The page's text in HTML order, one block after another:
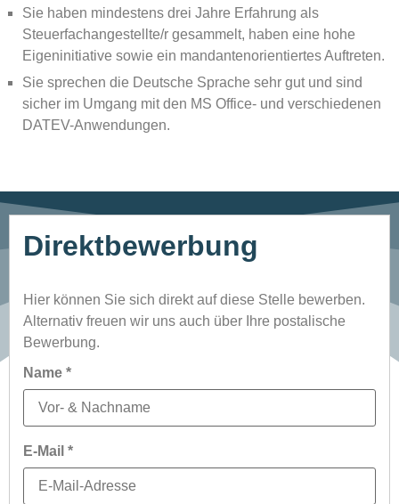
Sie haben mindestens drei Jahre Erfahrung als
Steuerfachangestellte/r gesammelt, haben eine hohe
Eigeninitiative sowie ein mandantenorientiertes Auftreten.
Sie sprechen die Deutsche Sprache sehr gut und sind
sicher im Umgang mit den MS Office- und verschiedenen
DATEV-Anwendungen.
Direktbewerbung
Hier können Sie sich direkt auf diese Stelle bewerben.
Alternativ freuen wir uns auch über Ihre postalische
Bewerbung.
Name *
E-Mail *